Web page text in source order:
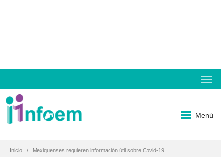
Menú
Inicio Mexiquenses requieren información útil sobre Covid-19